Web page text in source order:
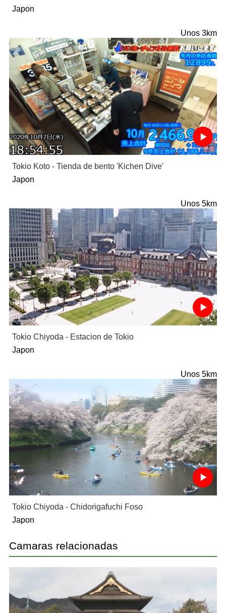
Japon
Unos 3km
Tokio Koto - Tienda de bento 'Kichen Dive'
Japon
Unos 5km
Tokio Chiyoda - Estacion de Tokio
Japon
Unos 5km
Tokio Chiyoda - Chidorigafuchi Foso
Japon
Camaras relacionadas